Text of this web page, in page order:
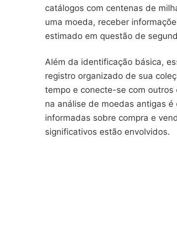
catálogos com centenas de
uma moeda, receber
estimado em questão de
Além da identificação básica,
registro organizado de sua
tempo e conecte-se com
na análise de moedas antigas
informadas sobre compra e
significativos estão envolvidos.